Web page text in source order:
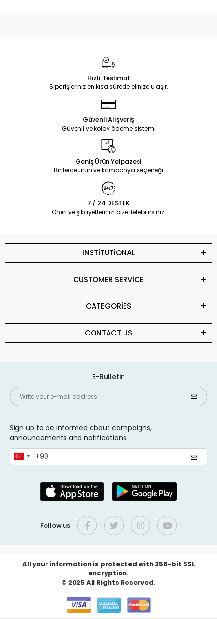
Hızlı Teslimat
Siparişleriniz en kısa sürede elinize ulaşır.
Güvenli Alışveriş
Güvenli ve kolay ödeme sistemi
Geniş Ürün Yelpazesi
Binlerce ürün ve kampanya seçeneği
7 / 24 DESTEK
Öneri ve şikayetlerinizi bize iletebilirsiniz.
INSTİTUTİONAL
CUSTOMER SERVİCE
CATEGORİES
CONTACT US
E-Bulletin
Sign up to be informed about campaigns,
announcements and notifications.
Follow us
All your information is protected with 256-bit SSL
encryption.
© 2025 All Rights Reserved.